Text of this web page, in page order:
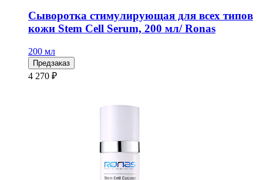
Сыворотка стимулирующая для всех типов
кожи Stem Cell Serum, 200 мл/ Ronas
200 мл
Предзаказ
4 270 ₽